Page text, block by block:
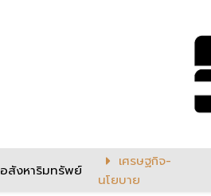
อสังหาริมทรัพย์
เศรษฐกิจ-
นโยบาย